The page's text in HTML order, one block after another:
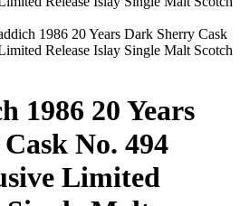
1986 20 Years
No. 494
Limited